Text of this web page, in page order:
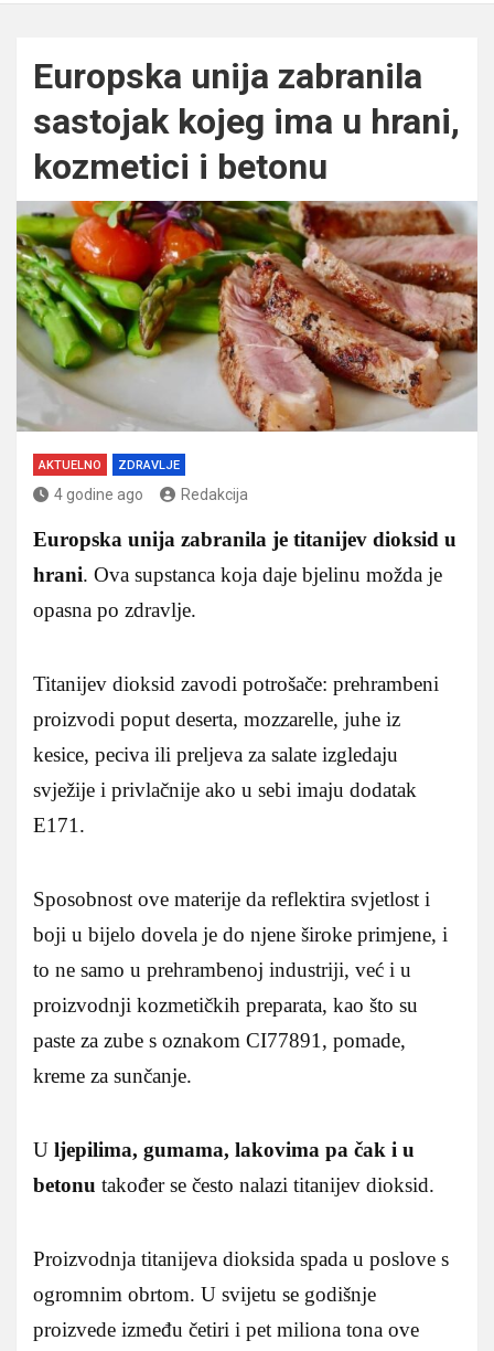
Europska unija zabranila
sastojak kojeg ima u hrani,
kozmetici i betonu
AKTUELNO ZDRAVLJE
4 godine ago Redakcija
Europska unija zabranila je titanijev dioksid u
hrani. Ova supstanca koja daje bjelinu možda je
opasna po zdravlje.
Titanijev dioksid zavodi potrošače: prehrambeni
proizvodi poput deserta, mozzarelle, juhe iz
kesice, peciva ili preljeva za salate izgledaju
svježije i privlačnije ako u sebi imaju dodatak
E171.
Sposobnost ove materije da reflektira svjetlost i
boji u bijelo dovela je do njene široke primjene, i
to ne samo u prehrambenoj industriji, već i u
proizvodnji kozmetičkih preparata, kao što su
paste za zube s oznakom CI77891, pomade,
kreme za sunčanje.
U ljepilima, gumama, lakovima pa čak i u
betonu također se često nalazi titanijev dioksid.
Proizvodnja titanijeva dioksida spada u poslove s
ogromnim obrtom. U svijetu se godišnje
proizvede između četiri i pet miliona tona ove